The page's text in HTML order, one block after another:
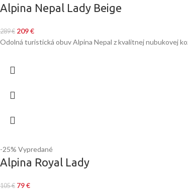
Alpina Nepal Lady Beige
289€ 209€
Odolná turistická obuv Alpina Nepal z kvalitnej nubukovej
-25% Vypredané
Alpina Royal Lady
105€ 79€